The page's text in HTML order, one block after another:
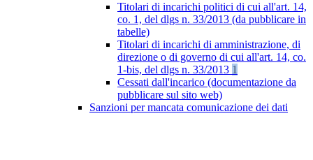
Titolari di incarichi politici di cui all'art. 14,
co. 1, del dlgs n. 33/2013 (da pubblicare in
tabelle)
Titolari di incarichi di amministrazione, di
direzione o di governo di cui all'art. 14, co.
1-bis, del dlgs n. 33/2013 1
Cessati dall'incarico (documentazione da
pubblicare sul sito web)
Sanzioni per mancata comunicazione dei dati